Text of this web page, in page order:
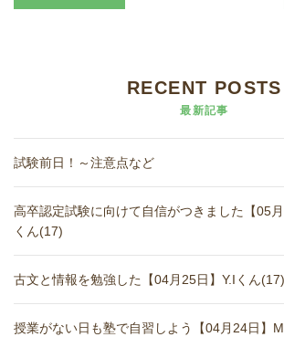
RECENT POSTS
最新記事
試験前日！～注意点など
高卒認定試験に向けて自信がつきました【05
くん(17)
古文と情報を勉強した【04月25日】Y.Iくん(17)
授業がない日も塾で自習しよう【04月24日】